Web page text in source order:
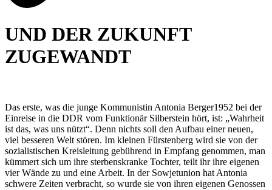
UND DER ZUKUNFT
ZUGEWANDT
Das erste, was die junge Kommunistin Antonia Berger1952 bei der
Einreise in die DDR vom Funktionär Silberstein hört, ist: „Wahrheit
ist das, was uns nützt“. Denn nichts soll den Aufbau einer neuen,
viel besseren Welt stören. Im kleinen Fürstenberg wird sie von der
sozialistischen Kreisleitung gebührend in Empfang genommen, man
kümmert sich um ihre sterbenskranke Tochter, teilt ihr ihre eigenen
vier Wände zu und eine Arbeit. In der Sowjetunion hat Antonia
schwere Zeiten verbracht, so wurde sie von ihren eigenen Genossen